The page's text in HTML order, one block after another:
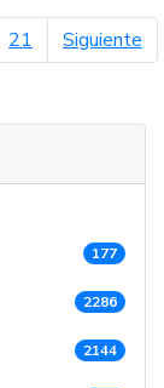
21 Siguiente
177
2286
2144